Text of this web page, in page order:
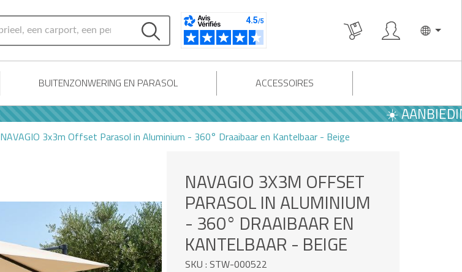
BUITENZONWERING EN PARASOL ACCESSOIRES
☀️ AANBIEDINGEN
NAVAGIO 3x3m Offset Parasol in Aluminium - 360° Draaibaar en Kantelbaar - Beige
NAVAGIO 3X3M OFFSET
PARASOL IN ALUMINIUM
- 360° DRAAIBAAR EN
KANTELBAAR - BEIGE
SKU : STW-000522